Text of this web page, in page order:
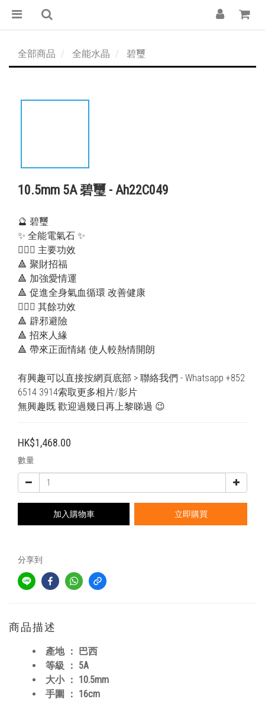
全部商品 全能水晶 碧璽
10.5mm 5A 碧璽 - Ah22C049
🔮 碧璽
✨ 全能電氣石 ✨
💁🏻‍♀️ 主要功效
🔺 聚財招福
🔺 加強愛情運
🔺 促進全身氣血循環 改善健康
💁🏻‍♂️ 其餘功效
🔺 辟邪避險
🔺 招來人緣
🔺 帶來正面情緒 使人較熱情開朗
有興趣可以直接按網頁底部 > 聯絡我們 - Whatsapp +852
6514 3914索取更多相片/影片
無興趣既 歡迎過幾日再上黎睇過 😉
HK$1,468.00
數量
加入購物車 立即購買
分享到
商品描述
產地 ： 巴西
等級 ： 5A
大小 ： 10.5mm
手圍 ： 16cm